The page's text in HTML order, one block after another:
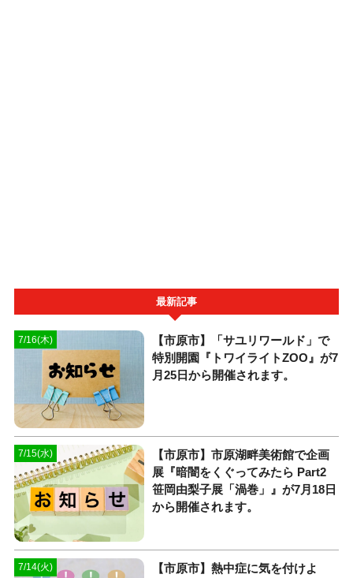
最新記事
7/16(木)
【市原市】「サユリワールド」で
特別開園『トワイライトZOO』が7
月25日から開催されます。
7/15(水)
【市原市】市原湖畔美術館で企画
展『暗闇をくぐってみたら Part2
笹岡由梨子展「渦巻」』が7月18日
から開催されます。
7/14(火)
【市原市】熱中症に気を付けよ